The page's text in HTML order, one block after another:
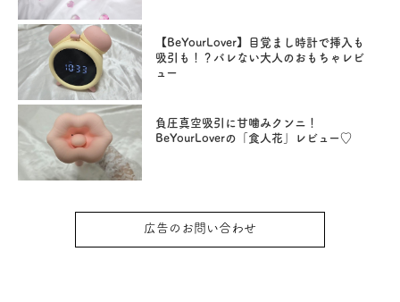
【BeYourLover】目覚まし時計で挿入も
吸引も！？バレない大人のおもちゃレビ
ュー
負圧真空吸引に甘噛みクンニ！
BeYourLoverの「食人花」レビュー♡
広告のお問い合わせ